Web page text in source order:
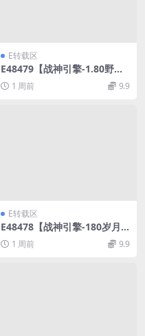
E转载区
E48479【战神引擎-1.80野战
元素】三职业白猪7免授权版w
in传奇手游服务架设端
1 周前 9.9
E转载区
E48478【战神引擎-180岁月
无限刀】三职业白猪3.1精修版
WIN传奇手游服务架设端
1 周前 9.9